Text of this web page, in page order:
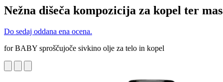
Nežna dišeča kompozicija za kopel ter
Do sedaj oddana ena ocena.
for BABY sproščujoče sivkino olje za telo in kopel